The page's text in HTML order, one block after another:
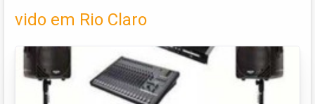
vido em Rio Claro